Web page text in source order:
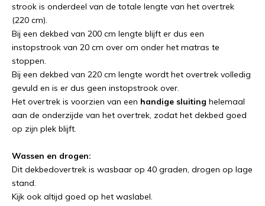
strook is onderdeel van de totale lengte van het overtrek
(220 cm).
Bij een dekbed van 200 cm lengte blijft er dus een
instopstrook van 20 cm over om onder het matras te
stoppen.
Bij een dekbed van 220 cm lengte wordt het overtrek volledig
gevuld en is er dus geen instopstrook over.
Het overtrek is voorzien van een handige sluiting helemaal
aan de onderzijde van het overtrek, zodat het dekbed goed
op zijn plek blijft.
Wassen en drogen:
Dit dekbedovertrek is wasbaar op 40 graden, drogen op lage
stand.
Kijk ook altijd goed op het waslabel.